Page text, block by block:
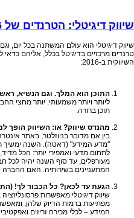
שיווק דיגיטלי: הטרנדים של 2016
טרנדים מרכזיים בדיגיטל בכלל, אליהם
השיווקית ב-2016:
התוכן הוא המלך. וגם הנשיא,
תוכן ברורה.
מהנדס שיווק? או: השיווק הופך
בין אם מדובר בניוזלטר, באתר
"מדע המידע" (דאטה). השנה ימשיך
לתחום מדעי ואמפירי יותר: הכל
מעורפלים, עד סוף השנה יהיה לכל
המתעניינים בשירותיה. האם
הגעת עד לכאן? כל הכבוד לך!
שיווק דיגיטלי מאפשרות
מפתיעות ברמות הדיוק שלהן,
המידע – לכלי מכירה זריזים